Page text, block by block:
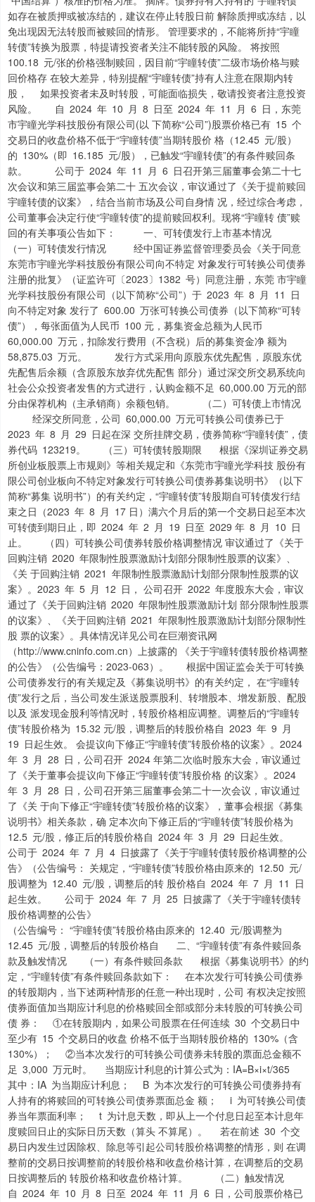
如存在被质押或被冻结的，建议在停止转股日前 解除质押或冻结，以
免出现因无法转股而被赎回的情形。 管理要求的，不能将所持“宇瞳
转债”转换为股票，特提请投资者关注不能转股的风险。 将按照
100.18 元/张的价格强制赎回，因目前“宇瞳转债”二级市场价格与赎
回价格存 在较大差异，特别提醒“宇瞳转债”持有人注意在限期内转
股， 如果投资者未及时转股，可能面临损失，敬请投资者注意投资
风险。 自 2024 年 10 月 8 日至 2024 年 11 月 6 日，东莞
市宇瞳光学科技股份有限公司(以 下简称“公司”)股票价格已有 15 个
交易日的收盘价格不低于“宇瞳转债”当期转股价 格（12.45 元/股）
的 130%（即 16.185 元/股），已触发“宇瞳转债”的有条件赎回条
款。 公司于 2024 年 11 月 6 日召开第三届董事会第二十七
次会议和第三届监事会第二十 五次会议，审议通过了《关于提前赎回
宇瞳转债的议案》，结合当前市场及公司自身情 况，经过综合考虑，
公司董事会决定行使“宇瞳转债”的提前赎回权利。现将“宇瞳转 债”赎
回的有关事项公告如下： 一、可转债发行上市基本情况
（一）可转债发行情况 经中国证券监督管理委员会《关于同意
东莞市宇瞳光学科技股份有限公司向不特定 对象发行可转换公司债券
注册的批复》（证监许可〔2023〕1382 号）同意注册，东莞 市宇瞳
光学科技股份有限公司（以下简称“公司”）于 2023 年 8 月 11 日
向不特定对象 发行了 600.00 万张可转换公司债券（以下简称“可转
债”），每张面值为人民币 100 元，募集资金总额为人民币
60,000.00 万元，扣除发行费用（不含税）后的募集资金净 额为
58,875.03 万元。 发行方式采用向原股东优先配售，原股东优
先配售后余额（含原股东放弃优先配售 部分）通过深交所交易系统向
社会公众投资者发售的方式进行，认购金额不足 60,000.00 万元的部
分由保荐机构（主承销商）余额包销。 （二）可转债上市情况
经深交所同意，公司 60,000.00 万元可转换公司债券已于
2023 年 8 月 29 日起在深 交所挂牌交易，债券简称“宇瞳转债”，债
券代码 123219。 （三）可转债转股期限 根据《深圳证券交易
所创业板股票上市规则》等相关规定和《东莞市宇瞳光学科技 股份有
限公司创业板向不特定对象发行可转换公司债券募集说明书》（以下
简称“募集 说明书”）的有关约定，“宇瞳转债”转股期自可转债发行结
束之日（2023 年 8 月 17 日）满六个月后的第一个交易日起至本次
可转债到期日止，即 2024 年 2 月 19 日至 2029 年 8 月 10 日
止。 （四）可转换公司债券转股价格调整情况 审议通过了《关于
回购注销 2020 年限制性股票激励计划部分限制性股票的议案》、
《关 于回购注销 2021 年限制性股票激励计划部分限制性股票的议
案》。2023 年 5 月 12 日， 公司召开 2022 年度股东大会，审议
通过了《关于回购注销 2020 年限制性股票激励计划 部分限制性股票
的议案》、《关于回购注销 2021 年限制性股票激励计划部分限制性
股 票的议案》。具体情况详见公司在巨潮资讯网
（http://www.cninfo.com.cn）上披露的 《关于宇瞳转债转股价格调整
的公告》（公告编号：2023-063）。 根据中国证监会关于可转换
公司债券发行的有关规定及《募集说明书》的有关约定， 在“宇瞳转
债”发行之后，当公司发生派送股票股利、转增股本、增发新股、配股
以及 派发现金股利等情况时，转股价格相应调整。调整后的“宇瞳转
债”转股价格为 15.32 元/股，调整后的转股价格自 2023 年 9 月
19 日起生效。 会提议向下修正“宇瞳转债”转股价格的议案》。2024
年 3 月 28 日，公司召开 2024 年第二次临时股东大会，审议通过
了《关于董事会提议向下修正“宇瞳转债”转股价格 的议案》。2024
年 3 月 28 日，公司召开第三届董事会第二十一次会议，审议通过
了《关 于向下修正“宇瞳转债”转股价格的议案》，董事会根据《募集
说明书》相关条款，确 定本次向下修正后的“宇瞳转债”转股价格为
12.5 元/股，修正后的转股价格自 2024 年 3 月 29 日起生效。
公司于 2024 年 7 月 4 日披露了《关于宇瞳转债转股价格调整的公
告》（公告编号： 关规定，“宇瞳转债”转股价格由原来的 12.50 元/
股调整为 12.40 元/股，调整后的转 股价格自 2024 年 7 月 11 日
起生效。 公司于 2024 年 7 月 25 日披露了《关于宇瞳转债转
股价格调整的公告》
（公告编号： “宇瞳转债”转股价格由原来的 12.40 元/股调整为
12.45 元/股，调整后的转股价格自 二、“宇瞳转债”有条件赎回条
款及触发情况 （一）有条件赎回条款 根据《募集说明书》的约
定，“宇瞳转债”有条件赎回条款如下： 在本次发行可转换公司债券
的转股期内，当下述两种情形的任意一种出现时，公司 有权决定按照
债券面值加当期应计利息的价格赎回全部或部分未转股的可转换公司
债 券： ①在转股期内，如果公司股票在任何连续 30 个交易日中
至少有 15 个交易日的收盘 价格不低于当期转股价格的 130%（含
130%）； ②当本次发行的可转换公司债券未转股的票面总金额不
足 3,000 万元时。 当期应计利息的计算公式为：IA=B×i×t/365
其中：IA 为当期应计利息； B 为本次发行的可转换公司债券持有
人持有的将赎回的可转换公司债券票面总金 额； i 为可转换公司债
券当年票面利率； t 为计息天数，即从上一个付息日起至本计息年
度赎回日止的实际日历天数（算头 不算尾）。 若在前述 30 个交
易日内发生过因除权、除息等引起公司转股价格调整的情形，则 在调
整前的交易日按调整前的转股价格和收盘价格计算，在调整后的交易
日按调整后的 转股价格和收盘价格计算。 （二）触发情况
自 2024 年 10 月 8 日至 2024 年 11 月 6 日，公司股票价格已